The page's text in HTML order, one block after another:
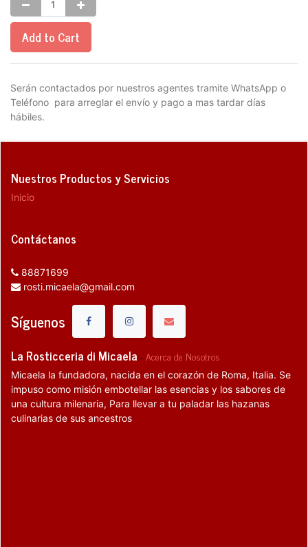
Add to Cart
Serán contactados por nuestros agentes tramite WhatsApp o
Teléfono para arreglar el envío y pago a mas tardar días
hábiles.
Nuestros Productos y Servicios
Inicio
Contáctanos
88871699
rosti.micaela@gmail.com
Síguenos
La Rosticceria di Micaela -Acerca de Nosotros
Micaela la fundadora, nacida en el corazón de Roma, Italia. Se
impuso como misión embotellar las esencias y los sabores de
una cultura milenaria, Para llevar a tu paladar las hazanas
culinarias de sus ancestros